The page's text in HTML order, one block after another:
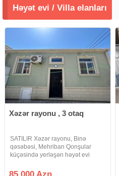
Həyət evi / Villa elanları
Xəzər rayonu , 3 otaq
SATILIR Xəzər rayonu, Binə
qəsəbəsi, Mehriban Qonşular
küçəsində yerləşən həyət evi
sahəsində yerləşir. Həyətə 1